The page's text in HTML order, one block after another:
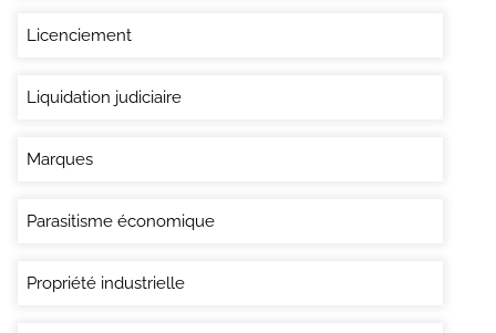
Licenciement
Liquidation judiciaire
Marques
Parasitisme économique
Propriété industrielle